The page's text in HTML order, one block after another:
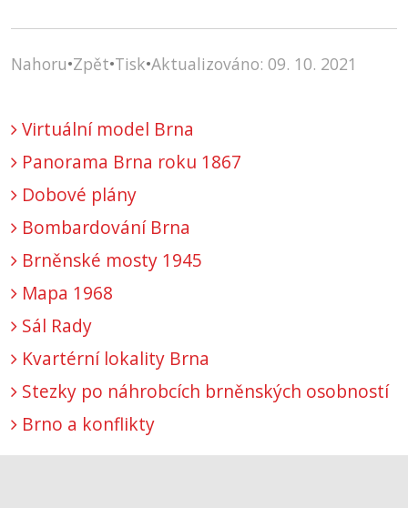
Nahoru•Zpět•Tisk•Aktualizováno: 09. 10. 2021
Virtuální model Brna
Panorama Brna roku 1867
Dobové plány
Bombardování Brna
Brněnské mosty 1945
Mapa 1968
Sál Rady
Kvartérní lokality Brna
Stezky po náhrobcích brněnských osobností
Brno a konflikty